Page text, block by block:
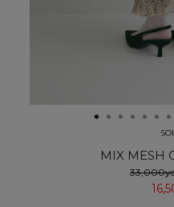
MIX MESH